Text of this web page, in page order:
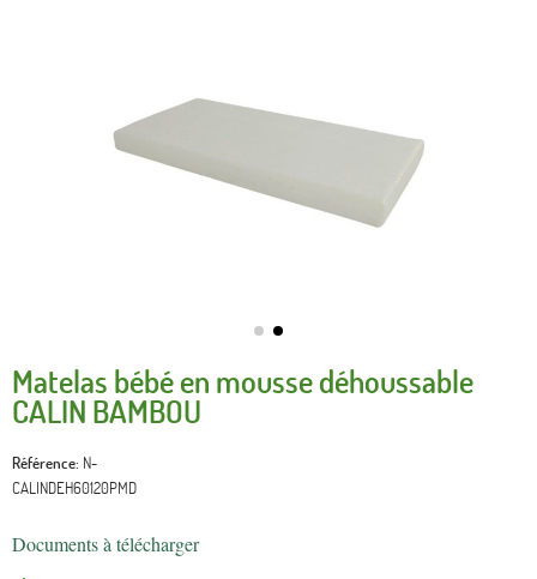
Matelas bébé en mousse déhoussable
CALIN BAMBOU
Référence N-
CALINDEH60120PMD
Documents à télécharger